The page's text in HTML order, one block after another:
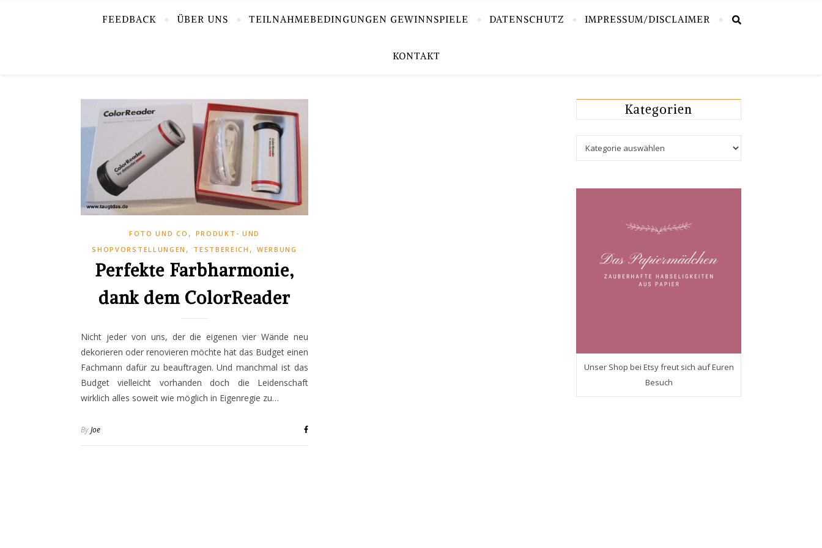
FEEDBACK ÜBER UNS TEILNAHMEBEDINGUNGEN GEWINNSPIELE DATENSCHUTZ IMPRESSUM/DISCLAIMER
KONTAKT
FOTO UND CO , PRODUKT- UND
SHOPVORSTELLUNGEN , TESTBEREICH , WERBUNG
Perfekte Farbharmonie,
dank dem ColorReader
Nicht jeder von uns, der die eigenen vier Wände neu
dekorieren oder renovieren möchte hat das Budget einen
Fachmann dafür zu beauftragen. Und manchmal ist das
Budget vielleicht vorhanden doch die Leidenschaft
wirklich alles soweit wie möglich in Eigenregie zu…
ByJoe
Kategorien
Unser Shop bei Etsy freut sich auf Euren
Besuch